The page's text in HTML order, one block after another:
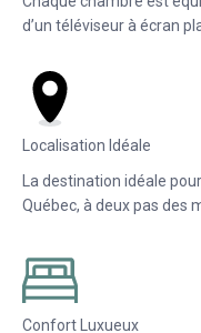
d’un téléviseur à écran
Localisation Idéale
La destination idéale
Québec, à deux pas des
Confort Luxueux